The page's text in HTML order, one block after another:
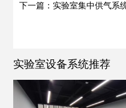
下一篇：实验室集中供气系
实验室设备系统推荐